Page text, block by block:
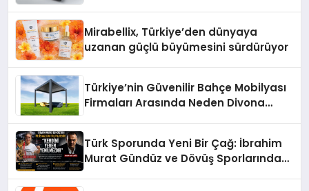
Mirabellix, Türkiye’den dünyaya
uzanan güçlü büyümesini sürdürüyor
Türkiye’nin Güvenilir Bahçe Mobilyası
Firmaları Arasında Neden Divona
Türk Sporunda Yeni Bir Çağ: İbrahim
Murat Gündüz ve Dövüş Sporlarında